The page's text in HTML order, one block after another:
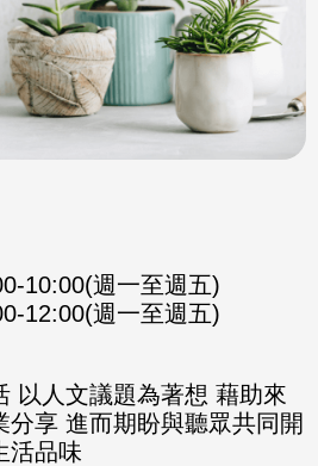
10:00(週一至週五)
12:00(週一至週五)
以人文議題為著想 藉助來
分享 進而期盼與聽眾共同開
活品味